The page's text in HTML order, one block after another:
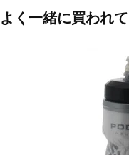
よく一緒に買われ